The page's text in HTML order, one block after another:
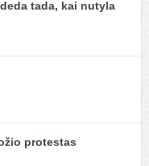
tada, kai nutyla
protestas